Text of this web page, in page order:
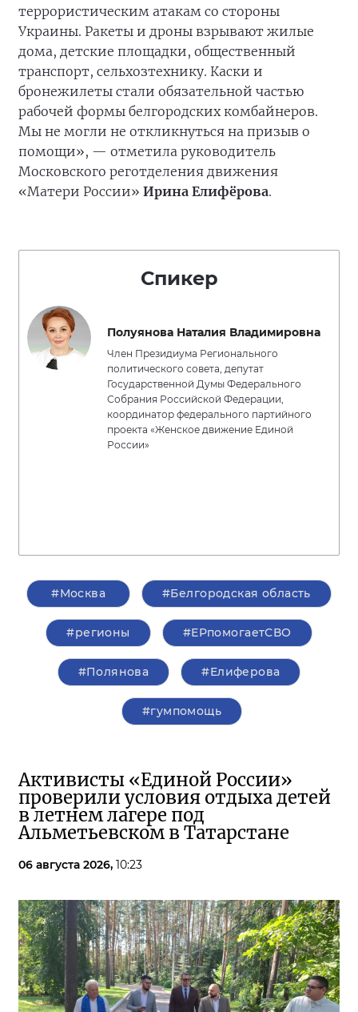
террористическим атакам со стороны
Украины. Ракеты и дроны взрывают жилые
дома, детские площадки, общественный
транспорт, сельхозтехнику. Каски и
бронежилеты стали обязательной частью
рабочей формы белгородских комбайнеров.
Мы не могли не откликнуться на призыв о
помощи», — отметила руководитель
Московского реготделения движения
«Матери России» Ирина Елифёрова.
Спикер
Полуянова Наталия Владимировна
Член Президиума Регионального
политического совета, депутат
Государственной Думы Федерального
Собрания Российской Федерации,
координатор федерального партийного
проекта «Женское движение Единой
России»
#Москва #Белгородская область
#регионы #ЕРпомогаетСВО
#Полянова #Елиферова
#гумпомощь
Активисты «Единой России»
проверили условия отдыха детей
в летнем лагере под
Альметьевском в Татарстане
06 августа 2026, 10:23